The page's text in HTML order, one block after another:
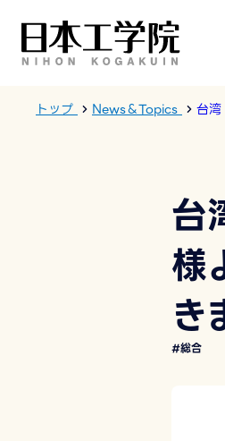
トップ News＆Topics 台
台
様
き
#総合